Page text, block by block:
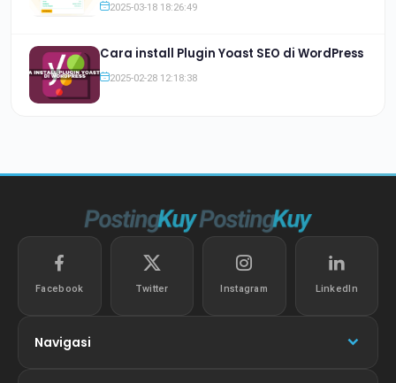
2025-03-18 18:26:49
Cara install Plugin Yoast SEO di WordPress
2025-02-28 12:18:38
Facebook Twitter Instagram LinkedIn
Navigasi